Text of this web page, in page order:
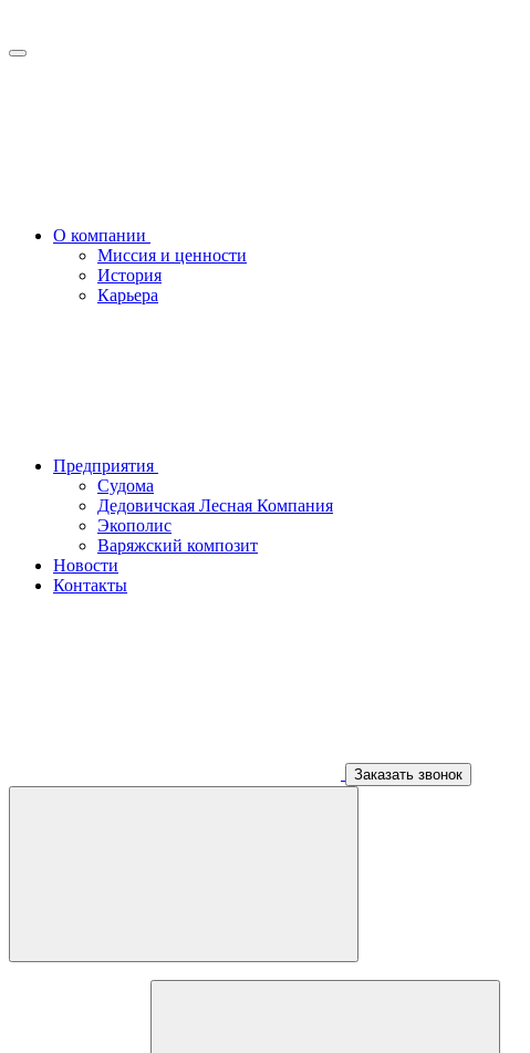
О компании
Миссия и ценности
История
Карьера
Предприятия
Судома
Дедовичская Лесная Компания
Экополис
Варяжский композит
Новости
Контакты
Заказать звонок